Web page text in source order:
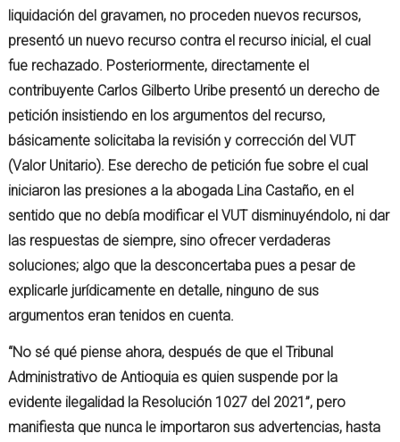
liquidación del gravamen, no proceden nuevos recursos,
presentó un nuevo recurso contra el recurso inicial, el cual
fue rechazado. Posteriormente, directamente el
contribuyente Carlos Gilberto Uribe presentó un derecho de
petición insistiendo en los argumentos del recurso,
básicamente solicitaba la revisión y corrección del VUT
(Valor Unitario). Ese derecho de petición fue sobre el cual
iniciaron las presiones a la abogada Lina Castaño, en el
sentido que no debía modificar el VUT disminuyéndolo, ni dar
las respuestas de siempre, sino ofrecer verdaderas
soluciones; algo que la desconcertaba pues a pesar de
explicarle jurídicamente en detalle, ninguno de sus
argumentos eran tenidos en cuenta.
“No sé qué piense ahora, después de que el Tribunal
Administrativo de Antioquia es quien suspende por la
evidente ilegalidad la Resolución 1027 del 2021”, pero
manifiesta que nunca le importaron sus advertencias, hasta